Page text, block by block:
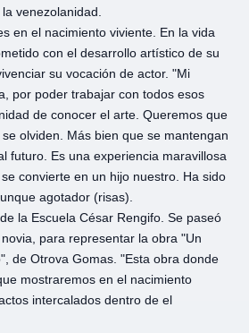
venezolanidad.
en el nacimiento viviente. En la vida
con el desarrollo artístico de su
su vocación de actor. "Mi
por poder trabajar con todos esos
de conocer el arte. Queremos que
olviden. Más bien que se mantengan
futuro. Es una experiencia maravillosa
convierte en un hijo nuestro. Ha sido
agotador (risas).
la Escuela César Rengifo. Se paseó
para representar la obra "Un
de Otrova Gomas. "Esta obra donde
mostraremos en el nacimiento
intercalados dentro de el